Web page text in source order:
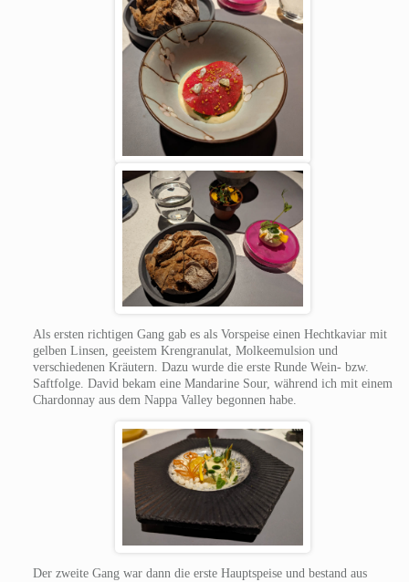
Als ersten richtigen Gang gab es als Vorspeise einen Hechtkaviar mit
gelben Linsen, geeistem Krengranulat, Molkeemulsion und
verschiedenen Kräutern. Dazu wurde die erste Runde Wein- bzw.
Saftfolge. David bekam eine Mandarine Sour, während ich mit einem
Chardonnay aus dem Nappa Valley begonnen habe.
Der zweite Gang war dann die erste Hauptspeise und bestand aus